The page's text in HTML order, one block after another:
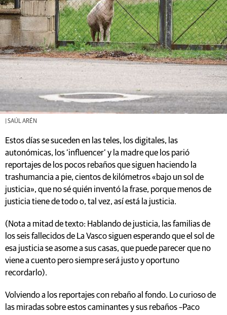
| SAÚL ARÉN
Estos días se suceden en las teles, los digitales, las
autonómicas, los ‘influencer’ y la madre que los parió
reportajes de los pocos rebaños que siguen haciendo la
trashumancia a pie, cientos de kilómetros «bajo un sol de
justicia», que no sé quién inventó la frase, porque menos de
justicia tiene de todo o, tal vez, así está la justicia.
(Nota a mitad de texto: Hablando de justicia, las familias de
los seis fallecidos de La Vasco siguen esperando que el sol de
esa justicia se asome a sus casas, que puede parecer que no
viene a cuento pero siempre será justo y oportuno
recordarlo).
Volviendo a los reportajes con rebaño al fondo. Lo curioso de
las miradas sobre estos caminantes y sus rebaños –Paco